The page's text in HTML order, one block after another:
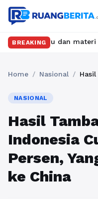
BREAKING
dan materi lengkap
Home / Nasional /
NASIONAL
Hasil
Indonesia
Persen,
ke China